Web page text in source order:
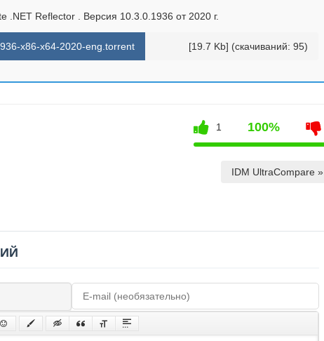
.NET Reflector . Версия 10.3.0.1936 от 2020 г.
x86-x64-2020-eng.torrent [19.7 Kb] (cкачиваний: 95)
1 100%
IDM UltraCompare »